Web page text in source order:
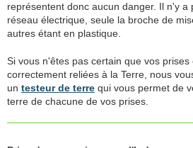
représentent donc aucun danger. Il n'y a
réseau électrique, seule la broche de
autres étant en plastique.
Si vous n'êtes pas certain que vos prises
correctement reliées à la Terre, nous
un testeur de terre qui vous permet de
terre de chacune de vos prises.